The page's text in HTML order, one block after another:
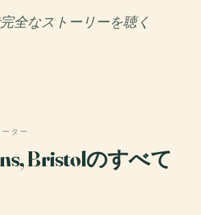
全なストーリーを聴く
ター
Bristolのすべて